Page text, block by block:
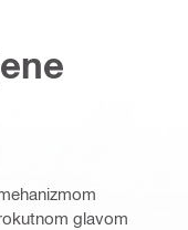
glavom